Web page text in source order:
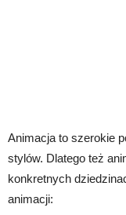
Animacja to szerokie
stylów. Dlatego też
konkretnych
animacji: